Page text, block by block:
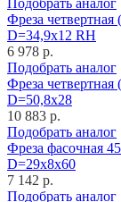
Подобрать аналог
Фреза
D=34,9x12 RH
6 978 р.
Подобрать аналог
Фреза
D=50,8x28
10 883 р.
Подобрать аналог
Фреза фасочная
D=29x8x60
7 142 р.
Подобрать аналог